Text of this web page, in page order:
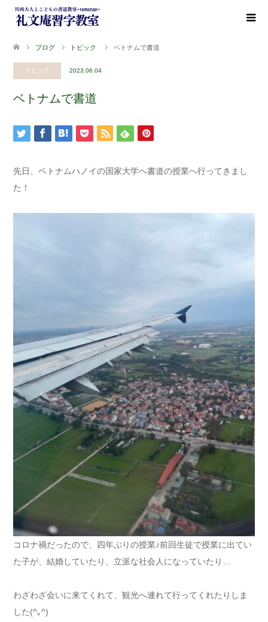
ブログ トピック ベトナムで書道
トピック 2023.06.04
ベトナムで書道
先日、ベトナムハノイの国家大学へ書道の授業へ行ってきまし
た！
コロナ禍だったので、四年ぶりの授業♪前回生徒で授業に出てい
た子が、結婚していたり、立派な社会人になっていたり…
わざわざ会いに来てくれて、観光へ連れて行ってくれたりしま
した(^｡^)